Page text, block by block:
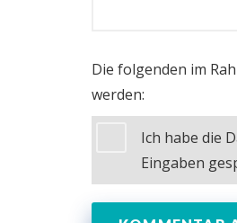
Die folgenden im
werden:
Ich habe die
Eingaben